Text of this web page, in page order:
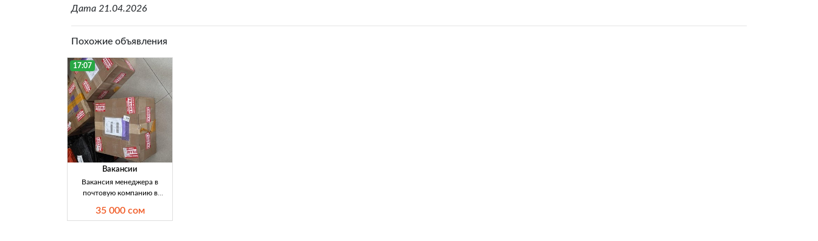
Дата 21.04.2026
Похожие объявления
17:07
Вакансии
Вакансия менеджера в
почтовую компанию в
000–35 000 сом Компания
35 000 сом